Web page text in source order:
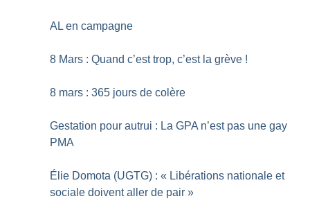
AL en campagne
8 Mars : Quand c’est trop, c’est la grève !
8 mars : 365 jours de colère
Gestation pour autrui : La GPA n’est pas une gay
PMA
Élie Domota (UGTG) : « Libérations nationale et
sociale doivent aller de pair »